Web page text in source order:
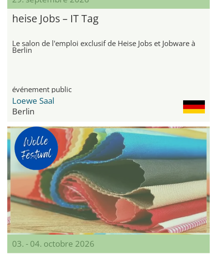
heise Jobs – IT Tag
Le salon de l'emploi exclusif de Heise Jobs et Jobware à
Berlin
événement public
Loewe Saal
Berlin
03. - 04. octobre 2026